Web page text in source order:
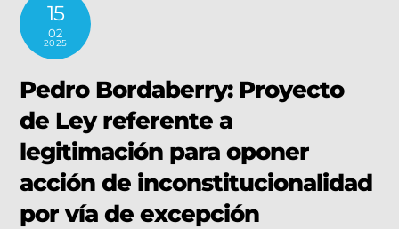
15
02
2025
Pedro Bordaberry: Proyecto
de Ley referente a
legitimación para oponer
acción de inconstitucionalidad
por vía de excepción